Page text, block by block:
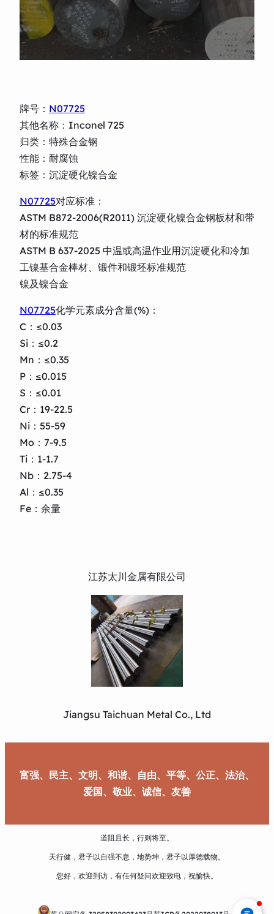
牌号： N07725
其他名称：Inconel 725
归类：特殊合金钢
性能：耐腐蚀
标签：沉淀硬化镍合金
N07725对应标准：
ASTM B872-2006(R2011) 沉淀硬化镍合金钢板材和带
材的标准规范
ASTM B 637-2025 中温或高温作业用沉淀硬化和冷加
工镍基合金棒材、锻件和锻坯标准规范
镍及镍合金
N07725化学元素成分含量(%)：
C：≤0.03
Si：≤0.2
Mn：≤0.35
P：≤0.015
S：≤0.01
Cr：19-22.5
Ni：55-59
Mo：7-9.5
Ti：1-1.7
Nb：2.75-4
Al：≤0.35
Fe：余量
江苏太川金属有限公司
Jiangsu Taichuan Metal Co., Ltd
富强、民主、文明、和谐、自由、平等、公正、法治、
爱国、敬业、诚信、友善
道阻且长，行则将至。
天行健，君子以自强不息，地势坤，君子以厚德载物。
您好，欢迎到访，有任何疑问欢迎致电，祝愉快。